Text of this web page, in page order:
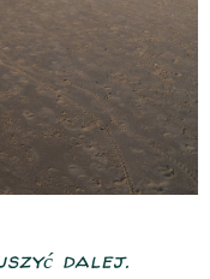
dalej.